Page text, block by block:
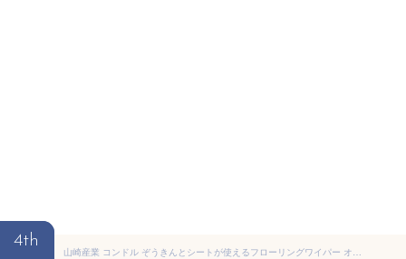
4th
山崎産業 コンドル ぞうきんとシートが使えるフローリングワイパー オレンジ 伸縮タイプ 187157 ( フロアワイパー 伸縮 伸びる 長い ロング クロス 雑巾 ぞうきん )